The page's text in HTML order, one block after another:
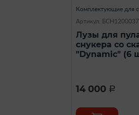
Комплектующие для
Артикул: БСН1200037
Лузы для
снукера со
"Dynamic" (6
14 000 a